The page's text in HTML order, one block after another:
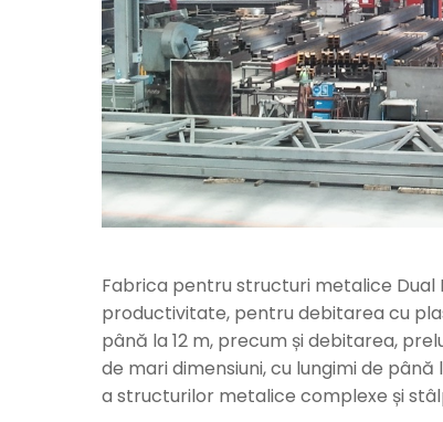
Fabrica pentru structuri metalice Dual
productivitate, pentru debitarea cu
până la 12 m, precum și debitarea,
de mari dimensiuni, cu lungimi de
a structurilor metalice complexe și